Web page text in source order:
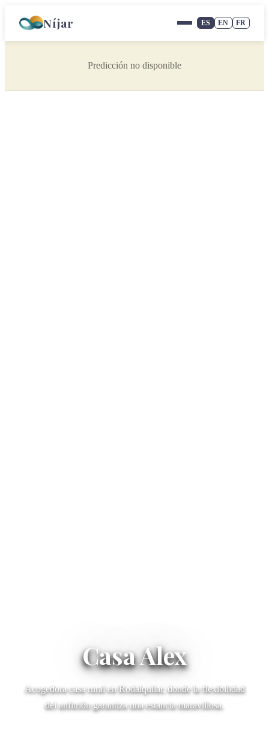
Níjar ES EN FR
Predicción no disponible
Casa Alex
Acogedora casa rural en Rodalquilar, donde la flexibilidad
del anfitrión garantiza una estancia maravillosa.